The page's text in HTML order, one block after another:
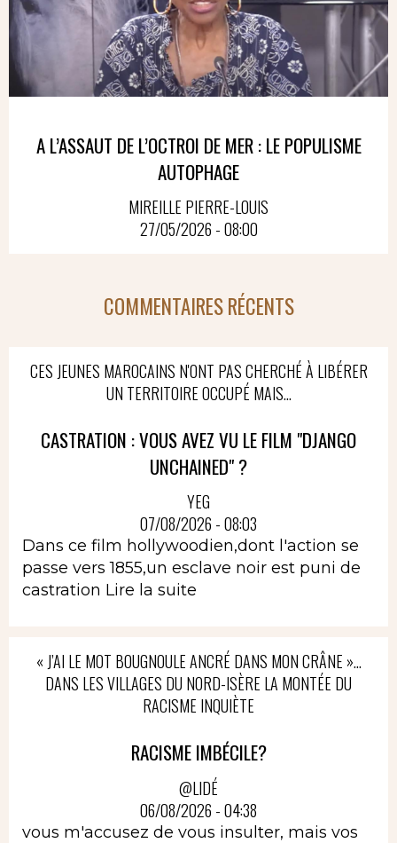
A L’ASSAUT DE L’OCTROI DE MER : LE POPULISME
AUTOPHAGE
MIREILLE PIERRE-LOUIS
27/05/2026 - 08:00
COMMENTAIRES RÉCENTS
CES JEUNES MAROCAINS N'ONT PAS CHERCHÉ À LIBÉRER
UN TERRITOIRE OCCUPÉ MAIS...
CASTRATION : VOUS AVEZ VU LE FILM "DJANGO
UNCHAINED" ?
YEG
07/08/2026 - 08:03
Dans ce film hollywoodien,dont l'action se
passe vers 1855,un esclave noir est puni de
castration Lire la suite
« J’AI LE MOT BOUGNOULE ANCRÉ DANS MON CRÂNE »…
DANS LES VILLAGES DU NORD-ISÈRE LA MONTÉE DU
RACISME INQUIÈTE
RACISME IMBÉCILE?
@LIDÉ
06/08/2026 - 04:38
vous m'accusez de vous insulter, mais vos